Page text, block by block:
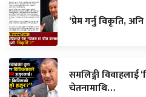
‘प्रेम गर्नु विकृति,
समलिङ्गी विवाहलाई
चेतनामाथि…